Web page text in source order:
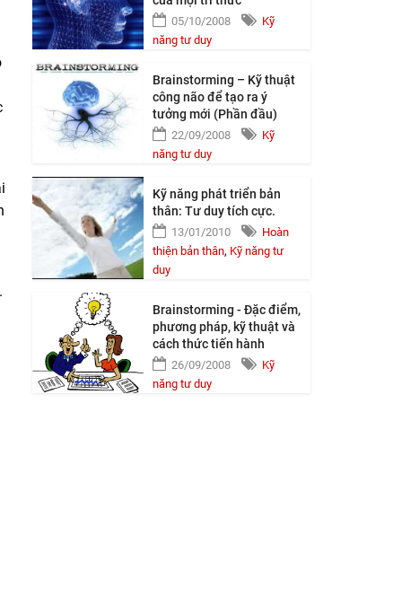
05/10/2008
Kỹ
năng tư duy
Brainstorming – Kỹ thuật
công não để tạo ra ý
tưởng mới (Phần đầu)
22/09/2008
Kỹ
năng tư duy
Kỹ năng phát triển bản
thân: Tư duy tích cực.
13/01/2010
Hoàn
thiện bản thân, Kỹ năng tư
duy
Brainstorming - Đặc điểm,
phương pháp, kỹ thuật và
cách thức tiến hành
26/09/2008
Kỹ
năng tư duy